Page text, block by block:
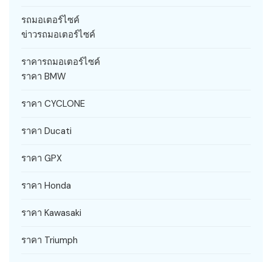
รถมอเตอร์ไซค์
ข่าวรถมอเตอร์ไซค์
ราคารถมอเตอร์ไซค์
ราคา BMW
ราคา CYCLONE
ราคา Ducati
ราคา GPX
ราคา Honda
ราคา Kawasaki
ราคา Triumph